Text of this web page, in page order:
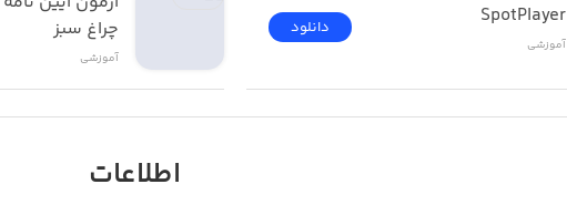
SpotPlayer
آموزشی
دانلود
چراغ سبز
آموزشی
اطلاعات